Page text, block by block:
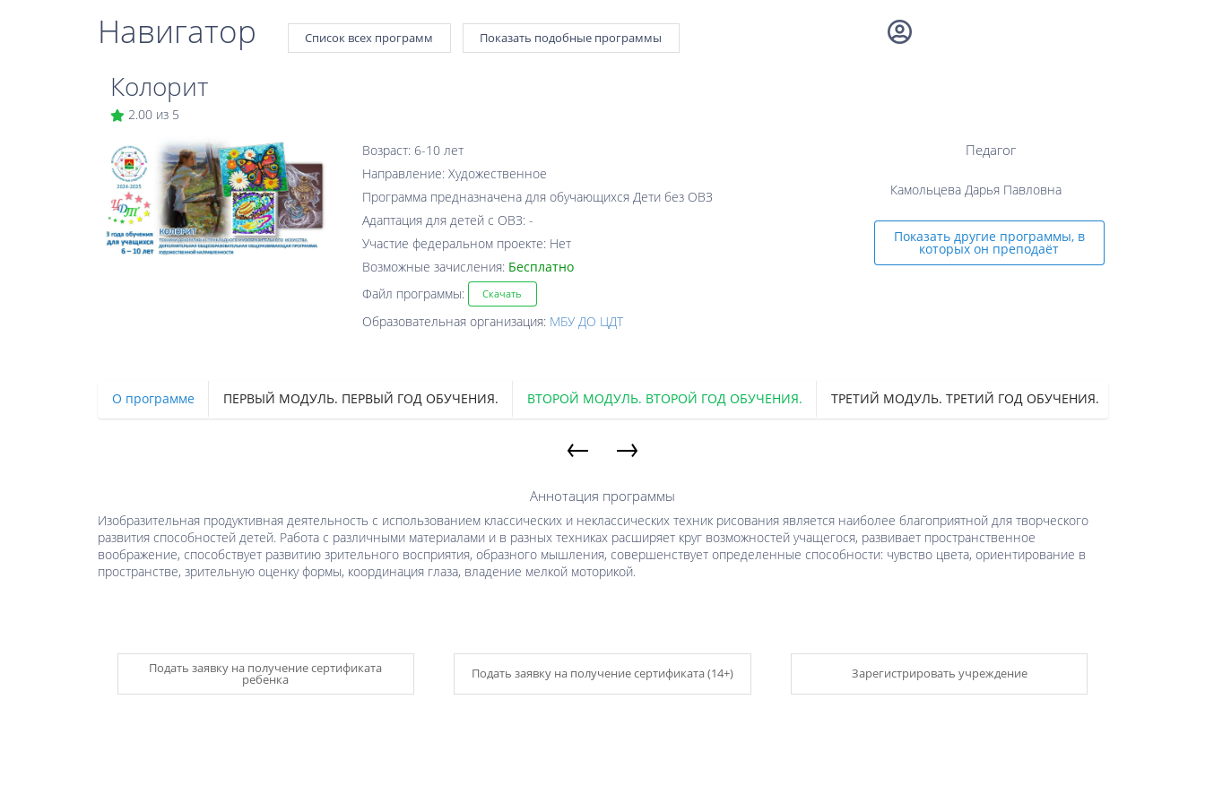
Навигатор Список всех программ Показать подобные программы
Колорит
2.00 из 5
Возраст: 6-10 лет
Направление: Художественное
Программа предназначена для обучающихся Дети без ОВЗ
Адаптация для детей с ОВЗ: -
Участие федеральном проекте: Нет
Возможные зачисления: Бесплатно
Файл программы:
Скачать
Образовательная организация: МБУ ДО ЦДТ
Педагог
Камольцева Дарья Павловна
Показать другие программы, в
которых он преподаёт
О программе ПЕРВЫЙ МОДУЛЬ. ПЕРВЫЙ ГОД ОБУЧЕНИЯ. ВТОРОЙ МОДУЛЬ. ВТОРОЙ ГОД ОБУЧЕНИЯ. ТРЕТИЙ МОДУЛЬ. ТРЕТИЙ ГОД ОБУЧЕНИЯ.
← →
Аннотация программы
Изобразительная продуктивная деятельность с использованием классических и неклассических техник рисования является наиболее благоприятной для творческого
развития способностей детей. Работа с различными материалами и в разных техниках расширяет круг возможностей учащегося, развивает пространственное
воображение, способствует развитию зрительного восприятия, образного мышления, совершенствует определенные способности: чувство цвета, ориентирование в
пространстве, зрительную оценку формы, координация глаза, владение мелкой моторикой.
Подать заявку на получение сертификата
ребенка Подать заявку на получение сертификата (14+) Зарегистрировать учреждение